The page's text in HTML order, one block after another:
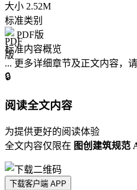
大小 2.52M
标准类别
PDF版
标准内容概览
... 更多详细章节及正文内容，
🔒
阅读全文内容
为提供更好的阅读体验
全文内容仅限在 图创建筑规范
下载客户端 APP